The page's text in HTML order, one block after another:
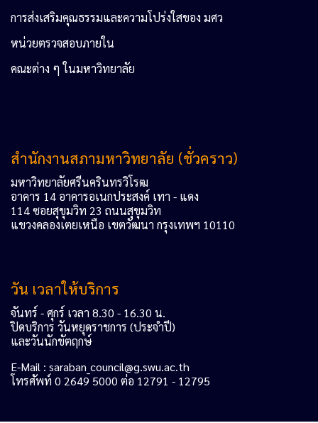
การส่งเสริมคุณธรรมและความโปร่งใสของ มศว
หน่วยตรวจสอบภายใน
คณะต่าง ๆ ในมหาวิทยาลัย
สำนักงานสภามหาวิทยาลัย (ชั่วคราว)
มหาวิทยาลัยศรีนครินทรวิโรฒ
อาคาร 14 อาคารอเนกประสงค์ เทา - แดง
114 ซอยสุขุมวิท 23 ถนนสุขุมวิท
แขวงคลองเตยเหนือ เขตวัฒนา กรุงเทพฯ 10110
วัน เวลาให้บริการ
จันทร์ - ศุกร์ เวลา 8.30 - 16.30 น.
ปิดบริการ วันหยุดราชการ (ประจำปี)
และวันนักขัตฤกษ์
E-Mail : saraban_council@g.swu.ac.th
โทรศัพท์ 0 2649 5000 ต่อ 12791 - 12795